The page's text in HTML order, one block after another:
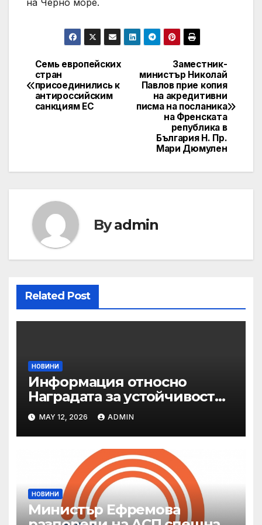
на Черно море.
Post
navigation
Заместник-
министър Николай
Павлов прие копия
на акредитивни
писма на посланика
на Френската
република в
България Н. Пр.
Мари Дюмулен
Семь европейских
стран
присоединились к
антироссийским
санкциям ЕС
Byadmin
Related Post
НОВИНИ
Информация относно
Наградата за устойчивост
на ОАЕ „Зайед“
MAY 12, 2026 ADMIN
НОВИНИ
Министър Ефремова